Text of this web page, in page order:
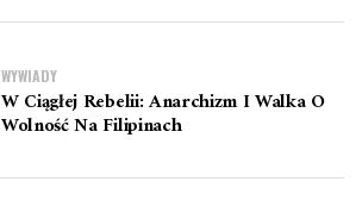
WYWIADY
W Ciągłej Rebelii: Anarchizm I Walka O
Wolność Na Filipinach